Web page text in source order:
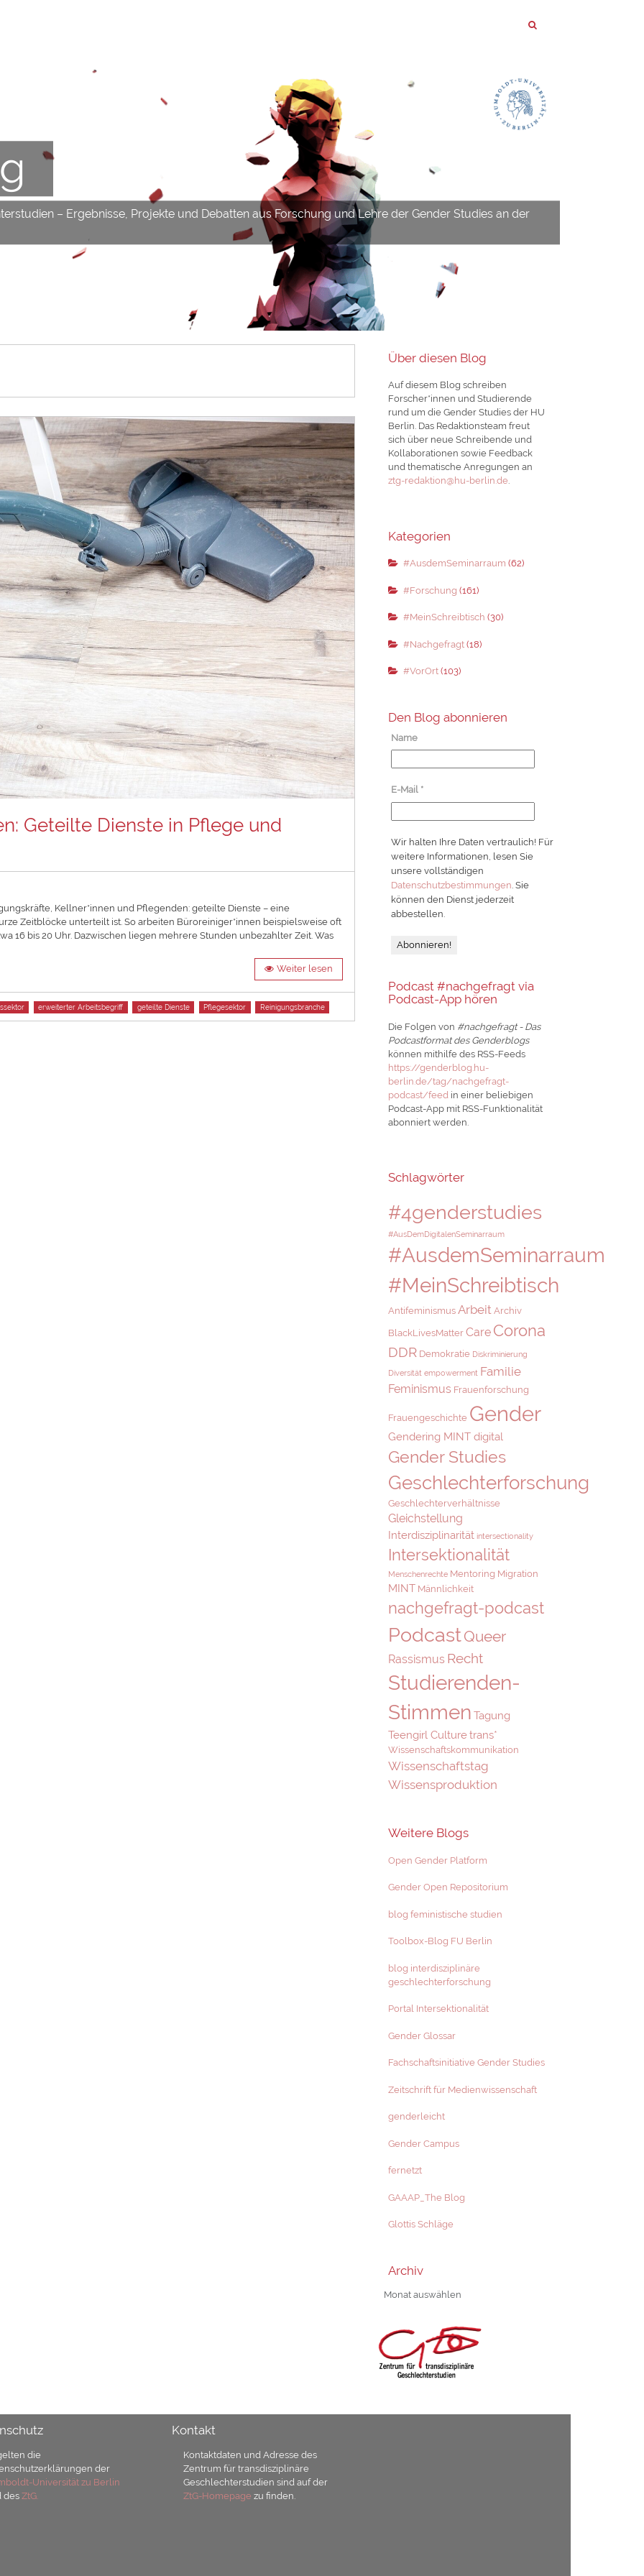
– Ergebnisse, Projekte und Debatten aus Forschung und Lehre der Gender Studies an der
Geteilte Dienste in Pflege und
Kellner*innen und Pflegenden: geteilte Dienste – eine
Zeitblöcke unterteilt ist. So arbeiten Büroreiniger*innen beispielsweise oft
16 bis 20 Uhr. Dazwischen liegen mehrere Stunden unbezahlter Zeit. Was
Weiter lesen
erweiterter Arbeitsbegriff geteilte Dienste Pflegesektor Reinigungsbranche
Über diesen Blog
Auf diesem Blog schreiben
Forscher*innen und Studierende
rund um die Gender Studies der HU
Berlin. Das Redaktionsteam freut
sich über neue Schreibende und
Kollaborationen sowie Feedback
und thematische Anregungen an
ztg-redaktion@hu-berlin.de.
Kategorien
#AusdemSeminarraum (62)
#Forschung (161)
#MeinSchreibtisch (30)
#Nachgefragt(18)
#VorOrt(103)
Den Blog abonnieren
Name
E-Mail *
Wir halten Ihre Daten vertraulich! Für
weitere Informationen, lesen Sie
unsere vollständigen
Datenschutzbestimmungen . Sie
können den Dienst jederzeit
abbestellen.
Podcast #nachgefragt via
Podcast-App hören
Die Folgen von #nachgefragt - Das
Podcastformat des Genderblogs
können mithilfe des RSS-Feeds
https://genderblog.hu-
berlin.de/tag/nachgefragt-
podcast/feed in einer beliebigen
Podcast-App mit RSS-Funktionalität
abonniert werden.
Schlagwörter
#4genderstudies
#AusDemDigitalenSeminarraum
#AusdemSeminarraum
#MeinSchreibtisch
Antifeminismus Arbeit Archiv
BlackLivesMatter Care Corona
DDR Demokratie Diskriminierung
Diversität empowerment Familie
Feminismus Frauenforschung
Frauengeschichte Gender
Gendering MINT digital
Gender Studies
Geschlechterforschung
Geschlechterverhältnisse
Gleichstellung
Interdisziplinarität intersectionality
Intersektionalität
Menschenrechte Mentoring Migration
MINT Männlichkeit
nachgefragt-podcast
PodcastQueer
Rassismus Recht
Studierenden-
Stimmen Tagung
Teengirl Culturetrans*
Wissenschaftskommunikation
Wissenschaftstag
Wissensproduktion
Weitere Blogs
Open Gender Platform
Gender Open Repositorium
blog feministische studien
Toolbox-Blog FU Berlin
blog interdisziplinäre
geschlechterforschung
Portal Intersektionalität
Gender Glossar
Fachschaftsinitiative Gender Studies
Zeitschrift für Medienwissenschaft
genderleicht
Gender Campus
fernetzt
GAAAP_The Blog
Glottis Schläge
Archiv
Archiv
die
der
Universität zu Berlin
desZtG.
Kontakt
Kontaktdaten und Adresse des
Zentrum für transdisziplinäre
Geschlechterstudien sind auf der
ZtG-Homepagezu finden.